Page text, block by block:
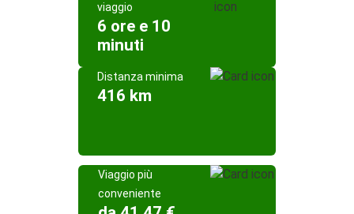
viaggio
6 ore e 10
minuti
Distanza minima
416 km
Viaggio più
conveniente